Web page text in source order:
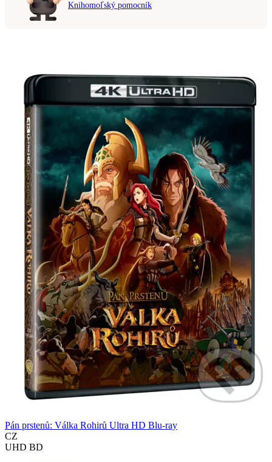
Knihomoľský pomocník
Pán prstenů: Válka Rohirů Ultra HD Blu-ray
CZ
UHD BD